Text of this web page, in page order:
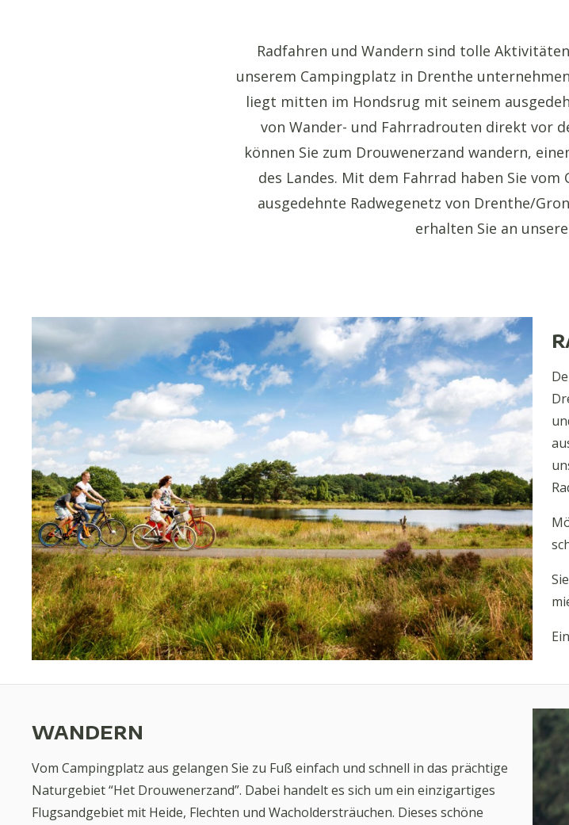
Radfahren und Wandern sind tolle
unserem Campingplatz in Drenthe
liegt mitten im Hondsrug mit seinem
von Wander- und Fahrradrouten direkt vor
können Sie zum Drouwenerzand wandern,
des Landes. Mit dem Fahrrad haben Sie
ausgedehnte Radwegenetz von Drenthe/
erhalten Sie an
WANDERN
Vom Campingplatz aus gelangen Sie zu Fuß einfach und schnell in das prächtige
Naturgebiet “Het Drouwenerzand”. Dabei handelt es sich um ein einzigartiges
Flugsandgebiet mit Heide, Flechten und Wacholdersträuchen. Dieses schöne